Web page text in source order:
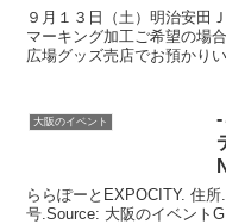
９月１３日（土）明治安田
マーキング加工ご希望の場
広場グッズ売店でお預かり
大阪のイベント
-
ららぽーとEXPOCITY. 住
号.Source: 大阪のイベントG